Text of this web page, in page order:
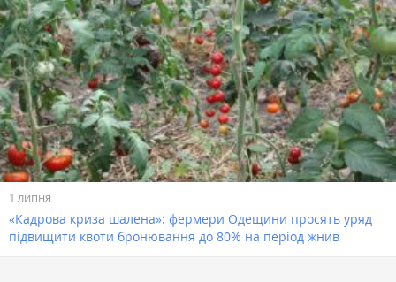
1 липня
«Кадрова криза шалена»: фермери Одещини просять уряд
підвищити квоти бронювання до 80% на період жнив